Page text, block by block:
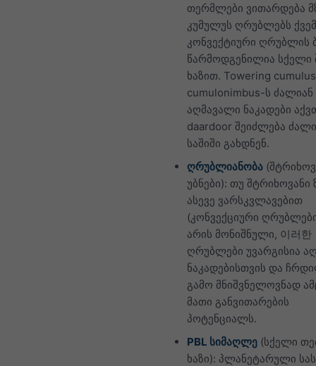
თერმლები ვითარდება
კუმულუს ღრუბლებს
კონვექტიური ღრუბლის
წარმოდგენილია სქელი
ხაზით. Towering
cumulonimbus-ს
აღმავალი ნაკადები
daardoor შეიძლება
საშიში გახდნენ.
ღრუბლიანობა
უბნები): თუ შტრიხოვანი
ასევე ვარსკვლავებით
(კონვექციური
არის მონიშნული, 이러한
ღრუბლები უვარგისია
ნაკადებისთვის და
გამო მნიშვნელოვნად
მათი განვითარების
პოტენციალს.
PBL სიმაღლე (სქელი
ხაზი): პლანეტარული